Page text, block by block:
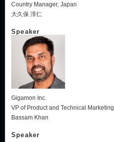
Country Manager, Japan
大久保 淳仁
Speaker
Gigamon Inc.
VP of Product and Technical Marketing
Bassam Khan
Speaker